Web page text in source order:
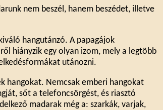
nem beszél, hanem beszédet, illetve
hangutánzó. A papagájok
hiányzik egy olyan izom, mely a legtöbb
utánozni.
hangokat. Nemcsak emberi hangokat
sőt a telefoncsörgést, és riasztó
madarak még a: szarkák, varjak,